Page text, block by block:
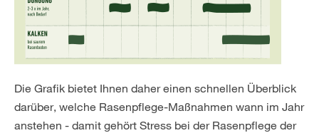
Die Grafik bietet Ihnen daher einen schnellen Überblick
darüber, welche Rasenpflege-Maßnahmen wann im Jahr
anstehen - damit gehört Stress bei der Rasenpflege der